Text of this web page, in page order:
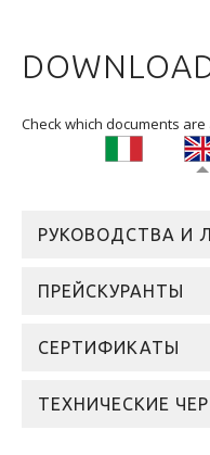
Check which documents
РУКОВОДСТВА И
ПРЕЙСКУРАНТЫ
СЕРТИФИКАТЫ
ТЕХНИЧЕСКИЕ